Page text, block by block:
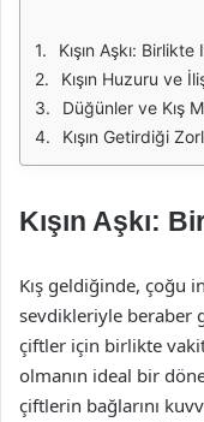
Kışın Aşkı: Birlikte
Kışın Huzuru ve
Düğünler ve Kış
Kışın Getirdiği
Kışın Aşkı:
Kış geldiğinde, çoğu
sevdikleriyle beraber
çiftler için birlikte
olmanın ideal bir
çiftlerin bağlarını